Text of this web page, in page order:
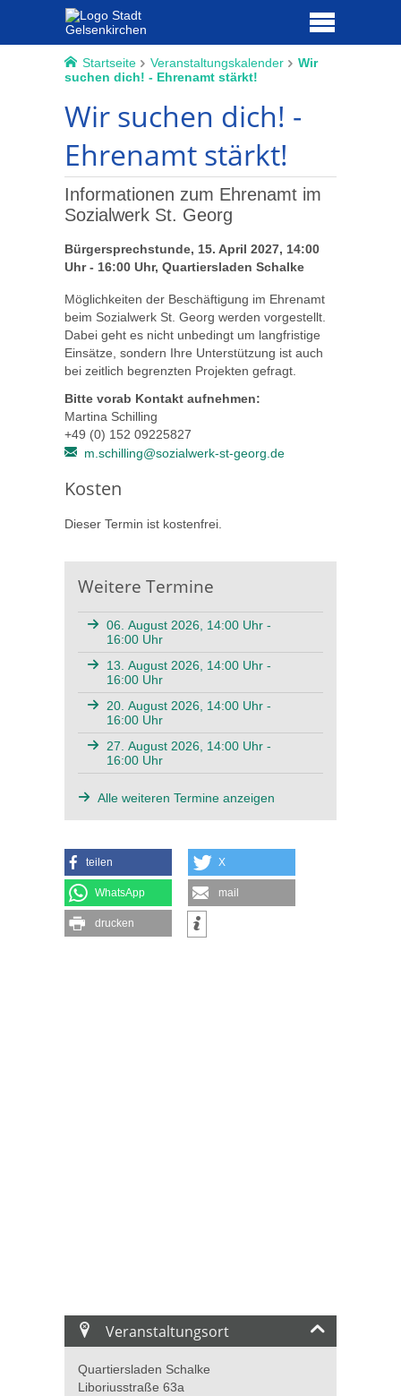
Startseite Veranstaltungskalender
Wir
suchen dich! - Ehrenamt stärkt!
Wir suchen dich! -
Ehrenamt stärkt!
Informationen zum Ehrenamt im
Sozialwerk St. Georg
Bürgersprechstunde, 15. April 2027, 14:00
Uhr - 16:00 Uhr, Quartiersladen Schalke
Möglichkeiten der Beschäftigung im Ehrenamt
beim Sozialwerk St. Georg werden vorgestellt.
Dabei geht es nicht unbedingt um langfristige
Einsätze, sondern Ihre Unterstützung ist auch
bei zeitlich begrenzten Projekten gefragt.
Bitte vorab Kontakt aufnehmen:
Martina Schilling
+49 (0) 152 09225827
m.schilling@sozialwerk-st-georg.de
Kosten
Dieser Termin ist kostenfrei.
Weitere Termine
06. August 2026, 14:00 Uhr -
16:00 Uhr
13. August 2026, 14:00 Uhr -
16:00 Uhr
20. August 2026, 14:00 Uhr -
16:00 Uhr
27. August 2026, 14:00 Uhr -
16:00 Uhr
Alle weiteren Termine anzeigen
teilen X
WhatsApp mail
drucken
Veranstaltungsort
Quartiersladen Schalke
Liboriusstraße 63a